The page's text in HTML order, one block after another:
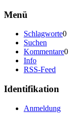
Menü
Schlagworte0
Suchen
Kommentare0
Info
RSS-Feed
Identifikation
Anmeldung